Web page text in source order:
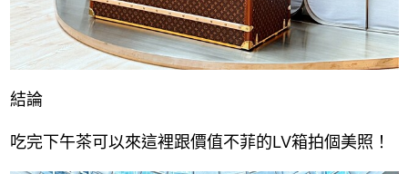
結論
吃完下午茶可以來這裡跟價值不菲的LV箱拍個美照！